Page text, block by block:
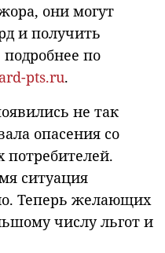
они могут
и получить
по
pts.ru.
не так
опасения со
ситуация
Теперь желающих
числу льгот и